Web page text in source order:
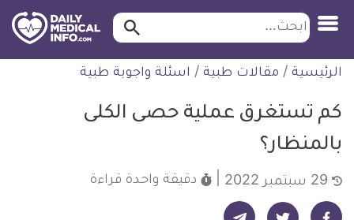
التخطي
للمحتوى
طبية
ابحث ابحث…
الرئيسية / مقالات طبية / اسئلة واجوبة طبية
كم تستغرق عملية حصى الكلى
بالمنظار؟
دقيقة واحدة قراءة
شارك على فيسبوك - ديلي ميديكال انفو شارك على تويتر - ديلي ميديكال انفو شارك على تيليجرام - ديلي ميديكال انفو